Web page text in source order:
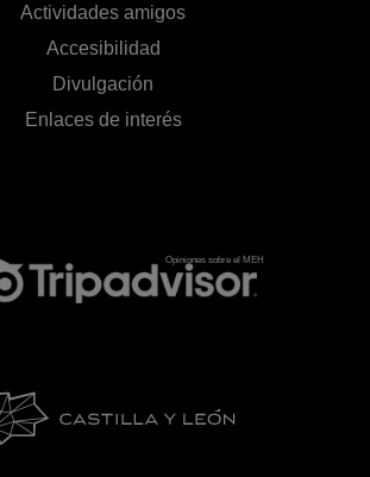
Actividades amigos
Accesibilidad
Divulgación
Enlaces de interés
Opiniones sobre el MEH